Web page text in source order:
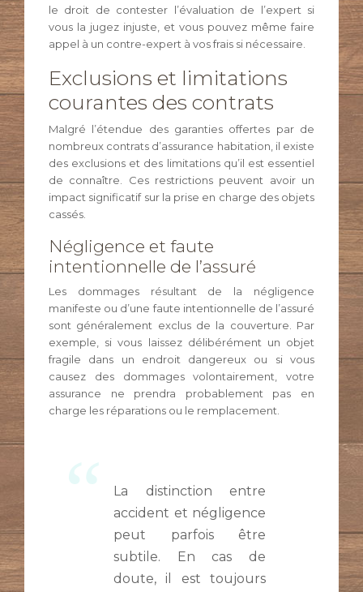
le droit de contester l’évaluation de l’expert si
vous la jugez injuste, et vous pouvez même faire
appel à un contre-expert à vos frais si nécessaire.
Exclusions et limitations
courantes des contrats
Malgré l’étendue des garanties offertes par de
nombreux contrats d’assurance habitation, il existe
des exclusions et des limitations qu’il est essentiel
de connaître. Ces restrictions peuvent avoir un
impact significatif sur la prise en charge des objets
cassés.
Négligence et faute
intentionnelle de l’assuré
Les dommages résultant de la négligence
manifeste ou d’une faute intentionnelle de l’assuré
sont généralement exclus de la couverture. Par
exemple, si vous laissez délibérément un objet
fragile dans un endroit dangereux ou si vous
causez des dommages volontairement, votre
assurance ne prendra probablement pas en
charge les réparations ou le remplacement.
La distinction entre
accident et négligence
peut parfois être
subtile. En cas de
doute, il est toujours